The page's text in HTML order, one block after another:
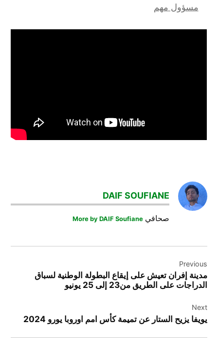
مسؤول مهم
ديشان
كرة_القدم
DAIF SOUFIANE
صحافيMore by DAIF Soufiane
المقالات
Previous
مدينة إفران تعيش على إيقاع البطولة الوطنية لسباق
الدراجات على الطريق من23 إلى 25 يونيو
Next
يويفا يزيح الستار عن تميمة كأس امم اوروبا يورو 2024